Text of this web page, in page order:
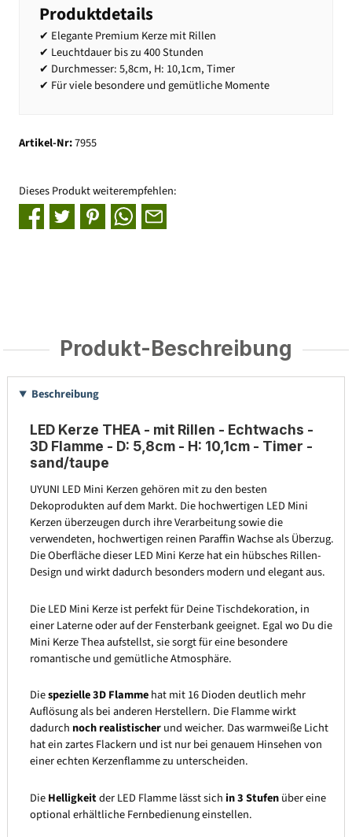
Produktdetails
✔ Elegante Premium Kerze mit Rillen
✔ Leuchtdauer bis zu 400 Stunden
✔ Durchmesser: 5,8cm, H: 10,1cm, Timer
✔ Für viele besondere und gemütliche Momente
Artikel-Nr:7955
Dieses Produkt weiterempfehlen:
Produkt-Beschreibung
Beschreibung
LED Kerze THEA - mit Rillen - Echtwachs -
3D Flamme - D: 5,8cm - H: 10,1cm - Timer -
sand/taupe
UYUNI LED Mini Kerzen gehören mit zu den besten
Dekoprodukten auf dem Markt. Die hochwertigen LED Mini
Kerzen überzeugen durch ihre Verarbeitung sowie die
verwendeten, hochwertigen reinen Paraffin Wachse als Überzug.
Die Oberfläche dieser LED Mini Kerze hat ein hübsches Rillen-
Design und wirkt dadurch besonders modern und elegant aus.
Die LED Mini Kerze ist perfekt für Deine Tischdekoration, in
einer Laterne oder auf der Fensterbank geeignet. Egal wo Du die
Mini Kerze Thea aufstellst, sie sorgt für eine besondere
romantische und gemütliche Atmosphäre.
Diespezielle 3D Flammehat mit 16 Dioden deutlich mehr
Auflösung als bei anderen Herstellern. Die Flamme wirkt
dadurch noch realistischerund weicher. Das warmweiße Licht
hat ein zartes Flackern und ist nur bei genauem Hinsehen von
einer echten Kerzenflamme zu unterscheiden.
DieHelligkeitder LED Flamme lässt sichin 3 Stufenüber eine
optional erhältliche Fernbedienung einstellen.